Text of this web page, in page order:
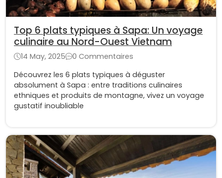
Top 6 plats typiques à Sapa: Un voyage
culinaire au Nord-Ouest Vietnam
14 May, 2025
0 Commentaires
Découvrez les 6 plats typiques à déguster
absolument à Sapa : entre traditions culinaires
ethniques et produits de montagne, vivez un voyage
gustatif inoubliable